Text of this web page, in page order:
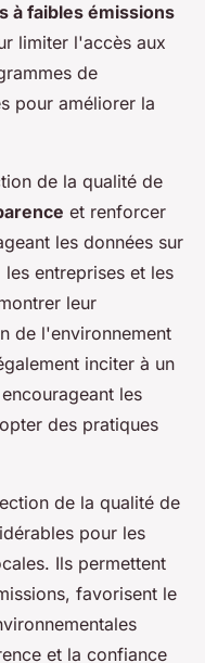
à faibles émissions
limiter l'accès aux
de
pour améliorer la
de la qualité de
et renforcer
les données sur
entreprises et les
leur
de l'environnement
inciter à un
les
des pratiques
de la qualité de
pour les
Ils permettent
favorisent le
et la confiance